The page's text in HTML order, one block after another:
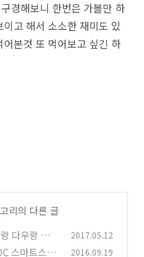
경해보니 한번은 가볼만 하
고 해서 소소한 재미도 있
본것 또 먹어보고 싶긴 하
리의 다른 글
다우랑 새우
2017.05.12
스마트스퀘
2016.09.19